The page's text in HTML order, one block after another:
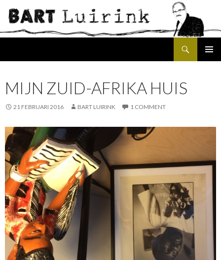
MIJN ZUID-AFRIKA HUIS
21 FEBRUARI 2016 BART LUIRINK 1 COMMENT